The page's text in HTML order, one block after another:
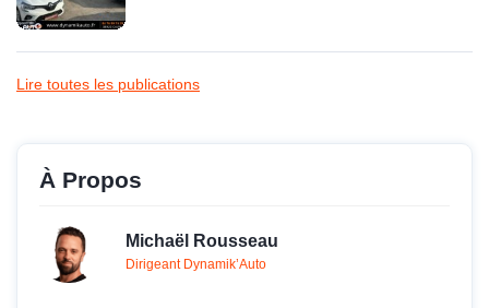
Lire toutes les publications
À Propos
Michaël Rousseau
Dirigeant Dynamik’Auto